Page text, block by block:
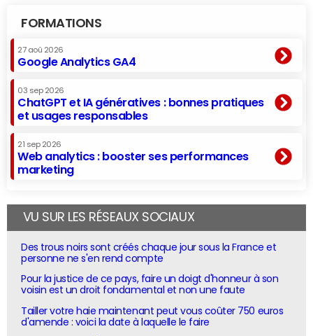
FORMATIONS
27 aoû 2026
Google Analytics GA4
03 sep 2026
ChatGPT et IA génératives : bonnes pratiques
et usages responsables
21 sep 2026
Web analytics : booster ses performances
marketing
VU SUR LES RÉSEAUX SOCIAUX
Des trous noirs sont créés chaque jour sous la France et
personne ne s'en rend compte
Pour la justice de ce pays, faire un doigt d'honneur à son
voisin est un droit fondamental et non une faute
Tailler votre haie maintenant peut vous coûter 750 euros
d'amende : voici la date à laquelle le faire